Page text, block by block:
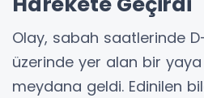
Olay, sabah saatlerinde
üzerinde yer alan bir
meydana geldi. Edinilen